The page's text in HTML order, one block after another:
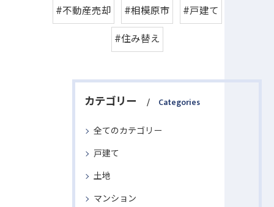
#不動産売却 #相模原市
#戸建て
#住み替え
カテゴリー Categories
全てのカテゴリー
戸建て
土地
マンション